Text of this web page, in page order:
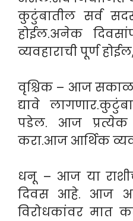
कुटुंबातील सर्व
होईल.अनेक
व्यवहाराची पूर्ण
वृश्चिक – आज
द्यावे
पडेल. आज प्रत्येक
करा.आज आर्थिक
धनू – आज या
दिवस आहे. आज
विरोधकांवर मात